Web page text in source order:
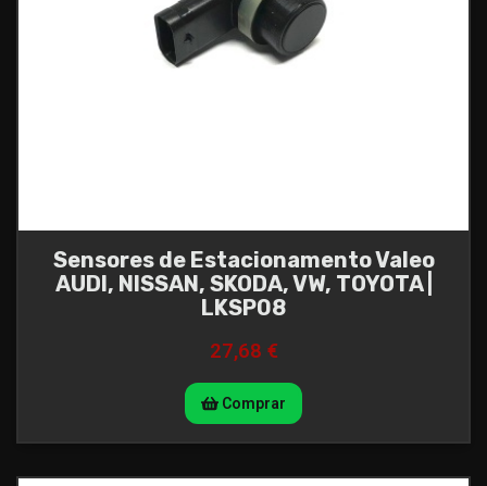
Sensores de Estacionamento Valeo
AUDI, NISSAN, SKODA, VW, TOYOTA |
LKSP08
27,68 €
Comprar